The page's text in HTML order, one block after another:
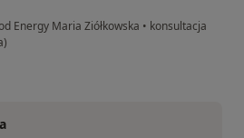
Energy Maria Ziółkowska • konsultacja